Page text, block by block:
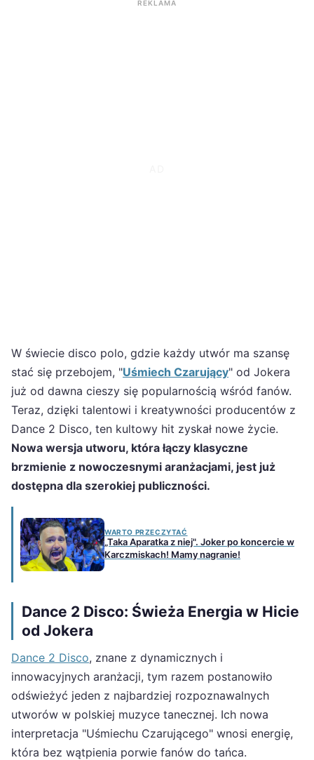
REKLAMA
W świecie disco polo, gdzie każdy utwór ma szansę
stać się przebojem, "Uśmiech Czarujący" od Jokera
już od dawna cieszy się popularnością wśród fanów.
Teraz, dzięki talentowi i kreatywności producentów z
Dance 2 Disco, ten kultowy hit zyskał nowe życie.
Nowa wersja utworu, która łączy klasyczne
brzmienie z nowoczesnymi aranżacjami, jest już
dostępna dla szerokiej publiczności.
WARTO PRZECZYTAĆ
„Taka Aparatka z niej". Joker po koncercie w
Karczmiskach! Mamy nagranie!
Dance 2 Disco: Świeża Energia w Hicie
od Jokera
Dance 2 Disco, znane z dynamicznych i
innowacyjnych aranżacji, tym razem postanowiło
odświeżyć jeden z najbardziej rozpoznawalnych
utworów w polskiej muzyce tanecznej. Ich nowa
interpretacja "Uśmiechu Czarującego" wnosi energię,
która bez wątpienia porwie fanów do tańca.